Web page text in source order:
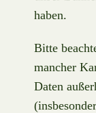
haben.
Bitte
mancher
Daten